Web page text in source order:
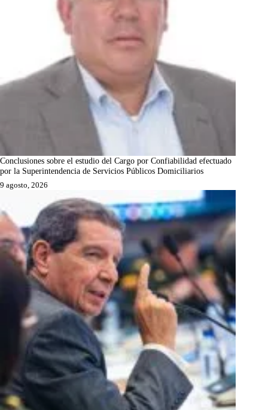
Conclusiones sobre el estudio del Cargo por Confiabilidad efectuado
por la Superintendencia de Servicios Públicos Domiciliarios
9 agosto, 2026